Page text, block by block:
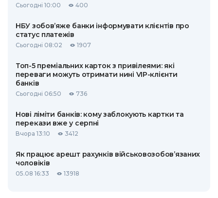
Сьогодні 10:00 400
НБУ зобов’яже банки інформувати клієнтів про
статус платежів
Сьогодні 08:02 1907
Топ-5 преміальних карток з привілеями: які
переваги можуть отримати нині VIP-клієнти
банків
Сьогодні 06:50 736
Нові ліміти банків: кому заблокують картки та
перекази вже у серпні
Вчора 13:10 3412
Як працює арешт рахунків військовозобов’язаних
чоловіків
05.08 16:33 13918